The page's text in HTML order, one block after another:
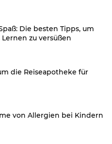
Die besten Tipps, um
zu versüßen
die Reiseapotheke für
von Allergien bei Kindern